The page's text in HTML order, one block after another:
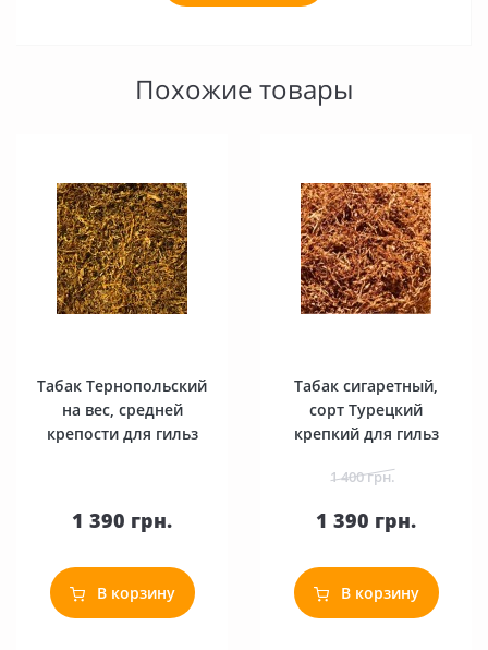
Похожие товары
Табак Тернопольский
на вес, средней
крепости для гильз
1 390 грн.
В корзину
Табак сигаретный,
сорт Турецкий
крепкий для гильз
1 400 грн.
1 390 грн.
В корзину